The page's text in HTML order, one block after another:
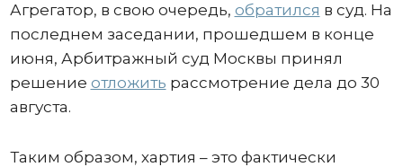
Агрегатор, в свою очередь, обратился в суд. На
последнем заседании, прошедшем в конце
июня, Арбитражный суд Москвы принял
решение отложить рассмотрение дела до 30
августа.
Таким образом, хартия – это фактически